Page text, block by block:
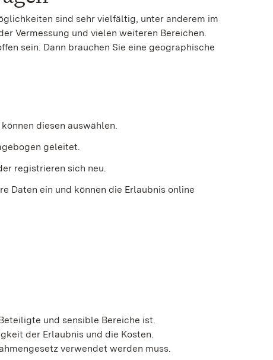
sind sehr vielfältig, unter anderem im
Vermessung und vielen weiteren Bereichen.
sein. Dann brauchen Sie eine geographische
diesen auswählen.
geleitet.
registrieren sich neu.
Daten ein und können die Erlaubnis online
und sensible Bereiche ist.
der Erlaubnis und die Kosten.
verwendet werden muss.